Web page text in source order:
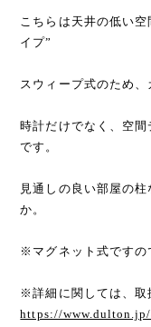
こちらは天井の低い
イプ”
スウィープ式のため、
時計だけでなく、空
です。
見通しの良い部屋の
か。
※マグネット式ですの
※詳細に関しては、取
https://